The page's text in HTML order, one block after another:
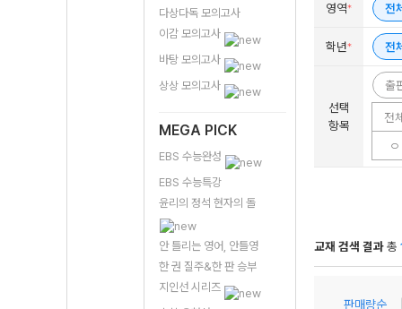
다상다독 모의고사
이감 모의고사
바탕 모의고사
상상 모의고사
MEGA PICK
EBS 수능완성
EBS 수능특강
윤리의 정석 현자의 돌
안 틀리는 영어, 안틀영
한 권 질주&한 판 승부
지인선 시리즈
영역* 전
학년* 전
선택
항목
출
전
ㅇ
교재 검색 결과총
판매량순